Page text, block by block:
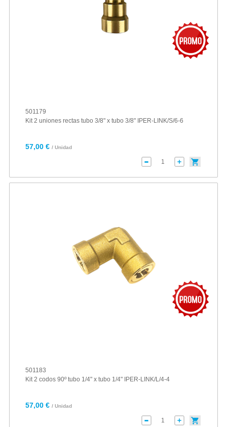
501179
Kit 2 uniones rectas tubo 3/8" x tubo 3/8" IPER-LINK/S/6-6
57,00 € / Unidad
501183
Kit 2 codos 90º tubo 1/4" x tubo 1/4" IPER-LINK/L/4-4
57,00 € / Unidad